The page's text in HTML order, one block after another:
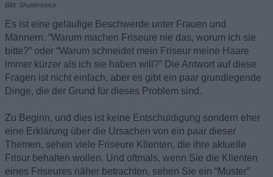
Bild: Shutterstock
Es ist eine geläufige Beschwerde unter Frauen und
Männern. “Warum machen Friseure nie das, worum ich sie
bitte?” oder “Warum schneidet mein Friseur meine Haare
immer kürzer als ich sie haben will?” Die Antwort auf diese
Fragen ist nicht einfach, aber es gibt ein paar grundlegende
Dinge, die der Grund für dieses Problem sind.
Zu Beginn, und dies ist keine Entschuldigung sondern eher
eine Erklärung über die Ursachen von ein paar dieser
Themen, sehen viele Friseure Klienten, die ihre aktuelle
Frisur behalten wollen. Und oftmals, wenn Sie die Klienten
eines Friseures näher betrachten, sehen Sie ein “Muster”